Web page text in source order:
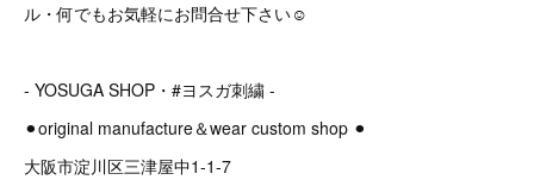
ル・何でもお気軽にお問合せ下さい☺︎
- YOSUGA SHOP・#ヨスガ刺繍 -
⚫︎original manufacture＆wear custom shop ⚫︎
大阪市淀川区三津屋中1-1-7